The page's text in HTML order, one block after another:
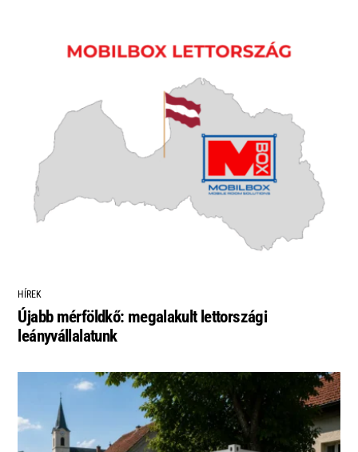
HÍREK
Újabb mérföldkő: megalakult lettországi
leányvállalatunk